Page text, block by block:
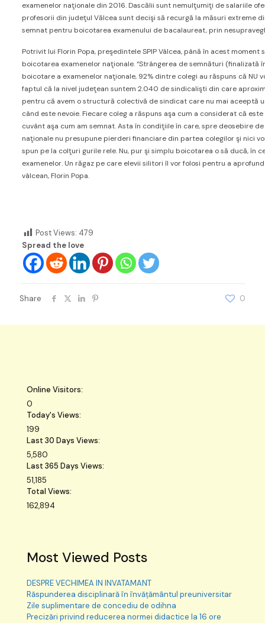
examenelor naţionale din 2016. Dascălii sunt nemulţumiţi de salariile
profesorii din judeţul Vălcea sunt decişi să recurgă la măsuri extreme
semnat pentru boicotarea examenului de bacalaureat, prin
Potrivit lui Florin Popa, preşedintele SPIP Vâlcea, până în acest
boicotarea examenelor naţionale. “Strângerea de semnături
boicotare a examenelor naţionale, 92% dintre colegi au răspuns că NU
faptul că la nivel judeţean suntem 2.040 de sindicalişti din care
pentru că avem o structură colectivă de sindicat care nu mai aceeptă
când este nevoie. Fiecare coleg a răspuns aşa cum a considerat că
cuvânt aşa cum am semnat. Asta în condiţiile în care, spre deosebire
naţionale nu presupune pierderi financiare din partea colegilor şi nici
spun pe la colţuri gurile rele. Nu, pur şi simplu boicotarea o să ducă, în
examenelor. Un răgaz pe care elevii silitori îl vor folosi pentru a
vâlcean, Florin Popa.
Post Views: 479
Spread the love
Share 0
Online Visitors:
0
Today's Views:
199
Last 30 Days Views:
5,580
Last 365 Days Views:
51,185
Total Views:
162,894
Most Viewed Posts
DESPRE VECHIMEA IN INVATAMANT
Răspunderea disciplinară în învățământul preuniversitar
Zile suplimentare de concediu de odihna
Precizări privind reducerea normei didactice la 16 ore